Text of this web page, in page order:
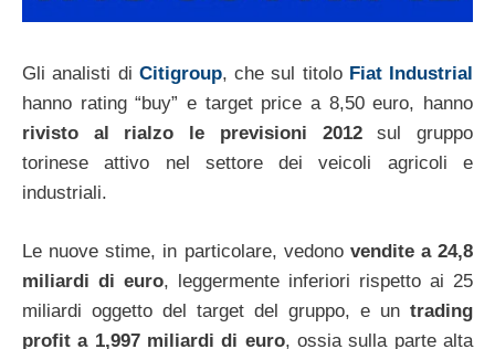
Gli analisti di Citigroup, che sul titolo Fiat Industrial
hanno rating “buy” e target price a 8,50 euro, hanno
rivisto al rialzo le previsioni 2012sul gruppo
torinese attivo nel settore dei veicoli agricoli e
industriali.
Le nuove stime, in particolare, vedono vendite a 24,8
miliardi di euro, leggermente inferiori rispetto ai 25
miliardi oggetto del target del gruppo, e un trading
profit a 1,997 miliardi di euro, ossia sulla parte alta